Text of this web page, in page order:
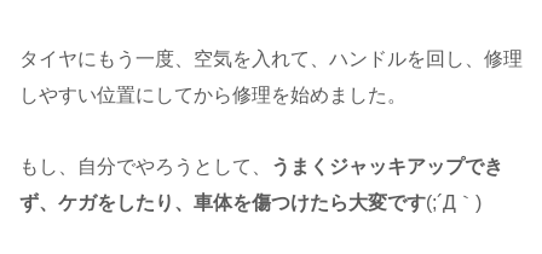
タイヤにもう一度、空気を入れて、ハンドルを回し、修理
しやすい位置にしてから修理を始めました。
もし、自分でやろうとして、
うまくジャッキアップでき
ず、ケガをしたり、車体を傷つけたら大変です(;´Д｀)